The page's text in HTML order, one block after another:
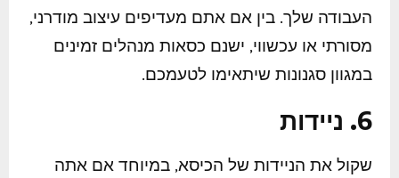
העבודה שלך. בין אם אתם מעדיפים עיצוב מודרני,
מסורתי או עכשווי, ישנם כסאות מנהלים זמינים
במגוון סגנונות שיתאימו לטעמכם.
6. ניידות
שקול את הניידות של הכיסא, במיוחד אם אתה